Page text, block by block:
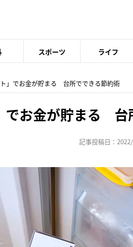
スポーツ ライフ
」でお金が貯まる 台所でできる節約術
でお金が貯まる
記事投稿日：